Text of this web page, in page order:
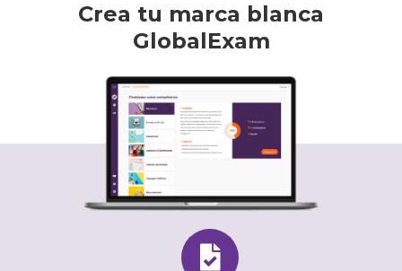
Crea tu marca blanca
GlobalExam